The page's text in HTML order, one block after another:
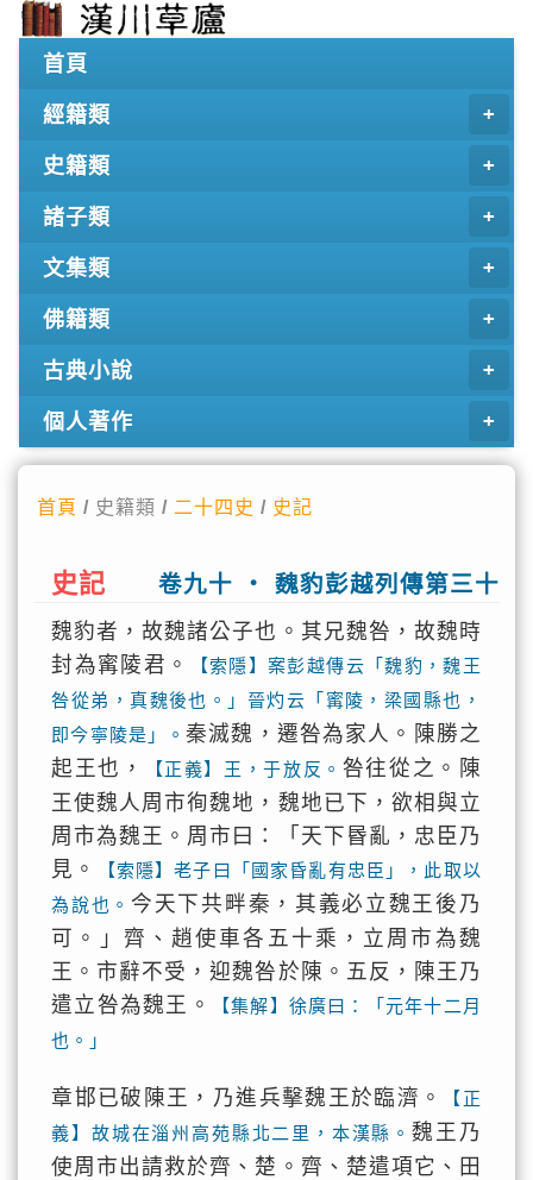
首頁
經籍類
史籍類
諸子類
文集類
佛籍類
古典小說
個人著作
首頁 / 史籍類 / 二十四史 / 史記
史記 卷九十 ‧ 魏豹彭越列傳第三十
魏豹者，故魏諸公子也。其兄魏咎，故魏時
封為寗陵君。
【索隱】案彭越傳云「魏豹，魏王
咎從弟，真魏後也。」晉灼云「寗陵，梁國縣也，
即今寧陵是」。秦滅魏，遷咎為家人。陳勝之
起王也，
【正義】王，于放反。 咎往從之。陳
王使魏人周市徇魏地，魏地已下，欲相與立
周市為魏王。周市曰：「天下昬亂，忠臣乃
見。
【索隱】老子曰「國家昏亂有忠臣」，此取以
為說也。 今天下共畔秦，其義必立魏王後乃
可。」齊、趙使車各五十乘，立周市為魏
王。市辭不受，迎魏咎於陳。五反，陳王乃
遣立咎為魏王。
【集解】徐廣曰：「元年十二月
也。」
章邯已破陳王，乃進兵擊魏王於臨濟。
【正
義】故城在淄州高苑縣北二里，本漢縣。魏王乃
使周市出請救於齊、楚。齊、楚遣項它、田